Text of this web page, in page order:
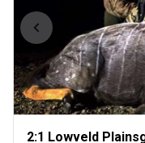
2:1 Lowveld